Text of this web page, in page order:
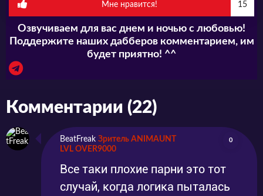
Мне нравится! 15
Озвучиваем для вас днем и ночью с любовью!
Поддержите наших дабберов комментарием, им
будет приятно! ^^
Комментарии (22)
BeatFreak Зритель ANIMAUNT
LVL OVER9000
0
Все таки плохие парни это тот
случай, когда логика пыталась